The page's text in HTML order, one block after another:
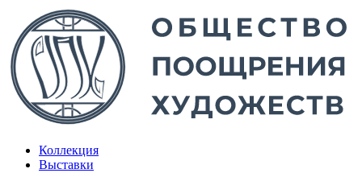
Коллекция
Выставки